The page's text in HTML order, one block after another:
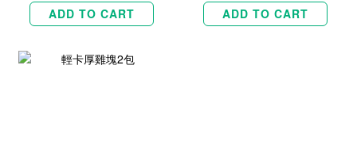
ADD TO CART
ADD TO CART